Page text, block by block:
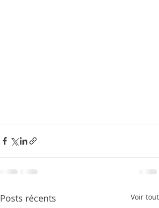
Posts récents Voir tout